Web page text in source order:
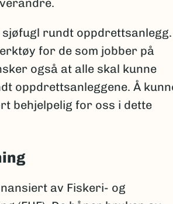
sjøfugl rundt oppdrettsanlegg.
for de som jobber på
også at alle skal kunne
oppdrettsanleggene. Å
behjelpelig for oss i dette
lenke)av Fiskeri- og